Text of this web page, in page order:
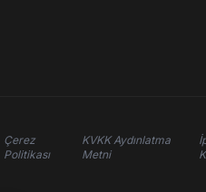
Çerez
Politikası
KVKK Aydınlatma
Metni